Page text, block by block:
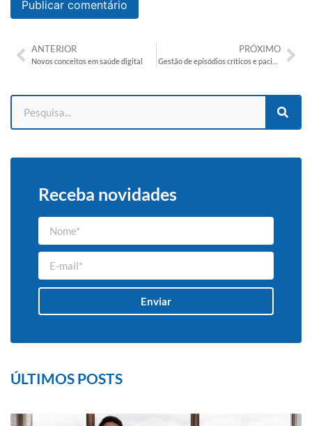
ANTERIOR
Novos conceitos em saúde digital
PRÓXIMO
Receba novidades
Enviar
ÚLTIMOS POSTS